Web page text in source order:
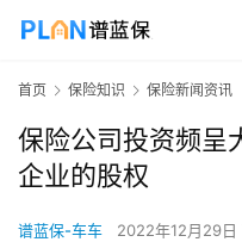
首页 保险知识 保险新闻资讯
保险公司投资频呈
企业的股权
谱蓝保-车车 2022年12月29日